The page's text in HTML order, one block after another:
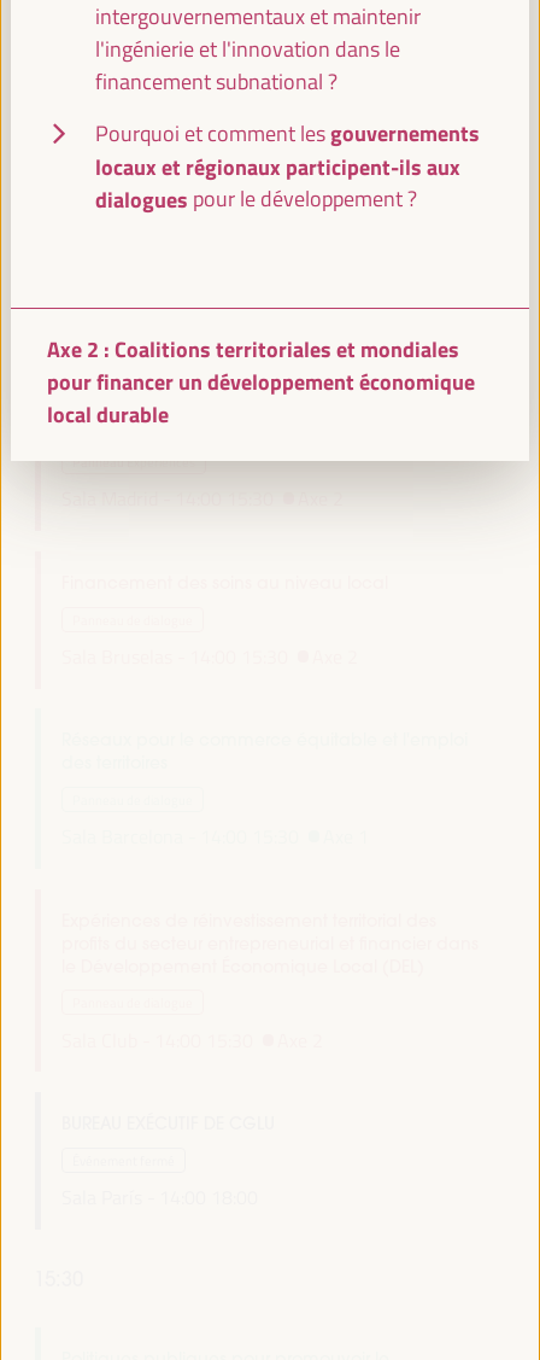
13:00 14:00
14:00
Modèles innovants d’agences/instruments dans
Incitations fiscales pour un financement équitable
et responsable du développement
Panneau Expériences
intergouvernementaux et maintenir
l'ingénierie et l'innovation dans le
financement subnational ?
Pourquoi et comment lesgouvernements
locaux et régionaux participent-ils aux
dialogues pour le développement ?
Axe 2 : Coalitions territoriales et mondiales
pour financer un développement économique
local durable